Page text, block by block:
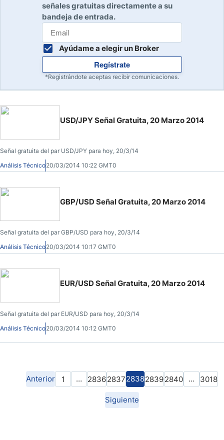
señales gratuitas directamente a su
bandeja de entrada.
Ayúdame a elegir un Broker
Regístrate
*Registrándote aceptas recibir comunicaciones.
USD/JPY Señal Gratuita, 20 Marzo 2014
Señal gratuita del par USD/JPY para hoy, 20/3/14
Análisis Técnico20/03/2014 10:22 GMT0
GBP/USD Señal Gratuita, 20 Marzo 2014
Señal gratuita del par GBP/USD para hoy, 20/3/14
Análisis Técnico20/03/2014 10:17 GMT0
EUR/USD Señal Gratuita, 20 Marzo 2014
Señal gratuita del par EUR/USD para hoy, 20/3/14
Análisis Técnico20/03/2014 10:12 GMT0
Anterior 1 … 28362837283828392840 … 3018
Siguiente